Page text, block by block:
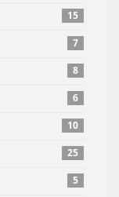
15
7
8
6
10
25
5